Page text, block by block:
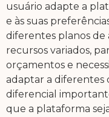
usuário adapte a
e às suas
diferentes planos de
recursos variados,
orçamentos e
adaptar a diferentes
diferencial
que a plataforma